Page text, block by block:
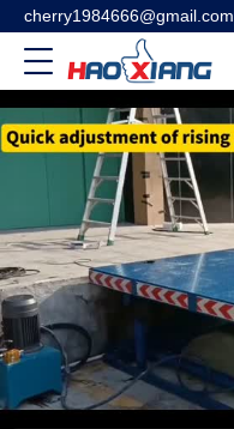
cherry1984666@gmail.com